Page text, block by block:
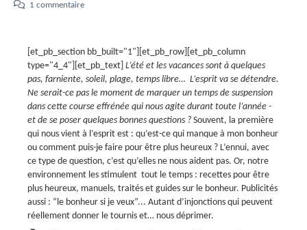
1 commentaire
[et_pb_section bb_built="1"][et_pb_row][et_pb_column
type="4_4"][et_pb_text] L’été et les vacances sont à quelques
pas, farniente, soleil, plage, temps libre… L’esprit va se détendre.
Ne serait-ce pas le moment de marquer un temps de suspension
dans cette course effrénée qui nous agite durant toute l’année -
et de se poser quelques bonnes questions ? Souvent, la première
qui nous vient à l’esprit est : qu’est-ce qui manque à mon bonheur
ou comment puis-je faire pour être plus heureux ? L’ennui, avec
ce type de question, c’est qu’elles ne nous aident pas. Or, notre
environnement les stimulent tout le temps : recettes pour être
plus heureux, manuels, traités et guides sur le bonheur. Publicités
aussi : “le bonheur si je veux”... Autant d’injonctions qui peuvent
réellement donner le tournis et… nous déprimer.